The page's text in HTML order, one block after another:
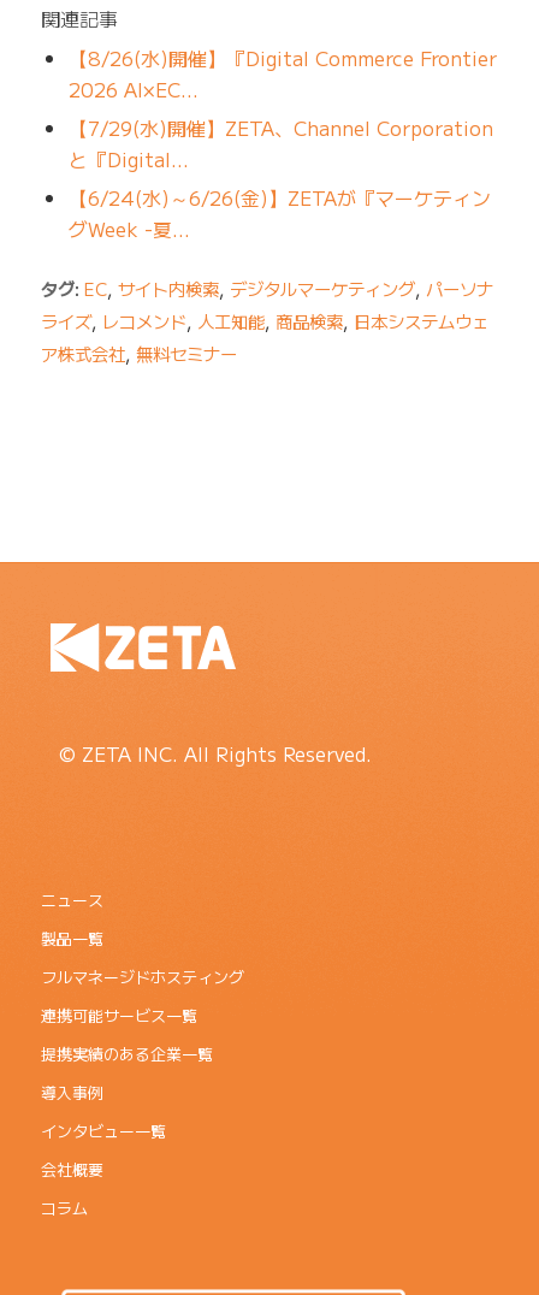
関連記事
【8/26(水)開催】『Digital Commerce Frontier
2026 AI×EC…
【7/29(水)開催】ZETA、Channel Corporation
と『Digital…
【6/24(水)～6/26(金)】ZETAが『マーケティン
グWeek -夏…
タグ: EC, サイト内検索, デジタルマーケティング, パーソナ
ライズ, レコメンド, 人工知能, 商品検索, 日本システムウェ
ア株式会社, 無料セミナー
© ZETA INC. All Rights Reserved.
ニュース
製品一覧
フルマネージドホスティング
連携可能サービス一覧
提携実績のある企業一覧
導入事例
インタビュー一覧
会社概要
コラム